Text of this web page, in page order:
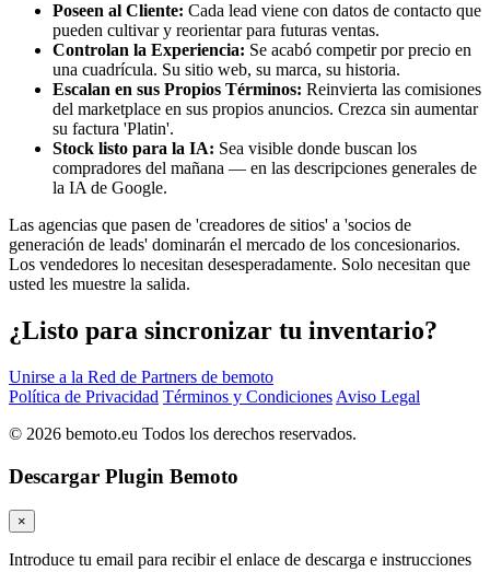
Poseen al Cliente: Cada lead viene con datos de contacto que
pueden cultivar y reorientar para futuras ventas.
Controlan la Experiencia: Se acabó competir por precio en
una cuadrícula. Su sitio web, su marca, su historia.
Escalan en sus Propios Términos: Reinvierta las comisiones
del marketplace en sus propios anuncios. Crezca sin aumentar
su factura 'Platin'.
Stock listo para la IA: Sea visible donde buscan los
compradores del mañana — en las descripciones generales de
la IA de Google.
Las agencias que pasen de 'creadores de sitios' a 'socios de
generación de leads' dominarán el mercado de los concesionarios.
Los vendedores lo necesitan desesperadamente. Solo necesitan que
usted les muestre la salida.
¿Listo para sincronizar tu inventario?
Unirse a la Red de Partners de bemoto
Política de Privacidad Términos y Condiciones Aviso Legal
© 2026 bemoto.eu Todos los derechos reservados.
Descargar Plugin Bemoto
×
Introduce tu email para recibir el enlace de descarga e instrucciones